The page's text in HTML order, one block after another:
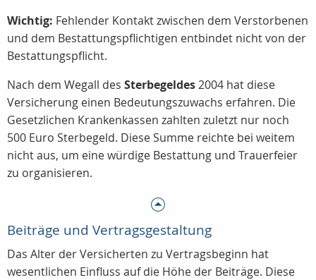
Wichtig: Fehlender Kontakt zwischen dem Verstorbenen
und dem Bestattungspflichtigen entbindet nicht von der
Bestattungspflicht.
Nach dem Wegall des Sterbegeldes2004 hat diese
Versicherung einen Bedeutungszuwachs erfahren. Die
Gesetzlichen Krankenkassen zahlten zuletzt nur noch
500 Euro Sterbegeld. Diese Summe reichte bei weitem
nicht aus, um eine würdige Bestattung und Trauerfeier
zu organisieren.
Beiträge und Vertragsgestaltung
Das Alter der Versicherten zu Vertragsbeginn hat
wesentlichen Einfluss auf die Höhe der Beiträge. Diese